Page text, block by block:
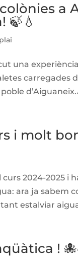
a
una experiència
carregades
i molt
2024-2025 i
ara ja sabem
estalviar
!